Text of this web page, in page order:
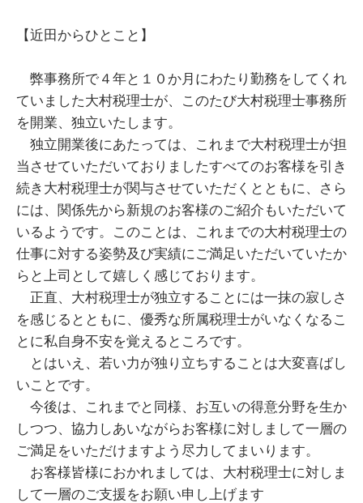
【近田からひとこと】
弊事務所で４年と１０か月にわたり勤務をしてくれ
ていました大村税理士が、このたび大村税理士事務所
を開業、独立いたします。
独立開業後にあたっては、これまで大村税理士が担
当させていただいておりましたすべてのお客様を引き
続き大村税理士が関与させていただくとともに、さら
には、関係先から新規のお客様のご紹介もいただいて
いるようです。このことは、これまでの大村税理士の
仕事に対する姿勢及び実績にご満足いただいていたか
らと上司として嬉しく感じております。
正直、大村税理士が独立することには一抹の寂しさ
を感じるとともに、優秀な所属税理士がいなくなるこ
とに私自身不安を覚えるところです。
とはいえ、若い力が独り立ちすることは大変喜ばし
いことです。
今後は、これまでと同様、お互いの得意分野を生か
しつつ、協力しあいながらお客様に対しまして一層の
ご満足をいただけますよう尽力してまいります。
お客様皆様におかれましては、大村税理士に対しま
して一層のご支援をお願い申し上げます